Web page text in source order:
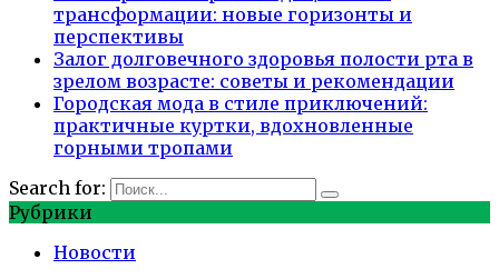
трансформации: новые горизонты и
перспективы
Залог долговечного здоровья полости рта в
зрелом возрасте: советы и рекомендации
Городская мода в стиле приключений:
практичные куртки, вдохновленные
горными тропами
Search for:
Рубрики
Новости